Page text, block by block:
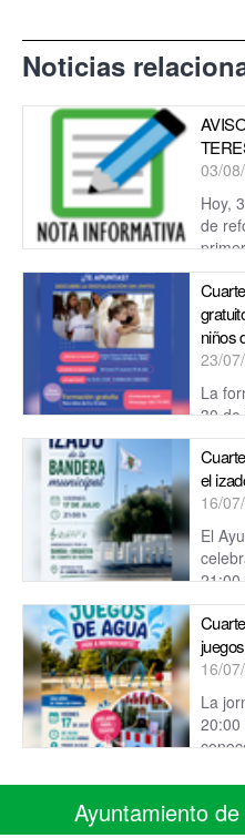
Noticias
03/
Hoy,
de
Teresa Perales.
niños
23/
La
30 de
12:00 horas, en el Centro
Huerva.
el
16/
El
21:00
bandera municipal.
16/
La
20:00
Ayuntamiento